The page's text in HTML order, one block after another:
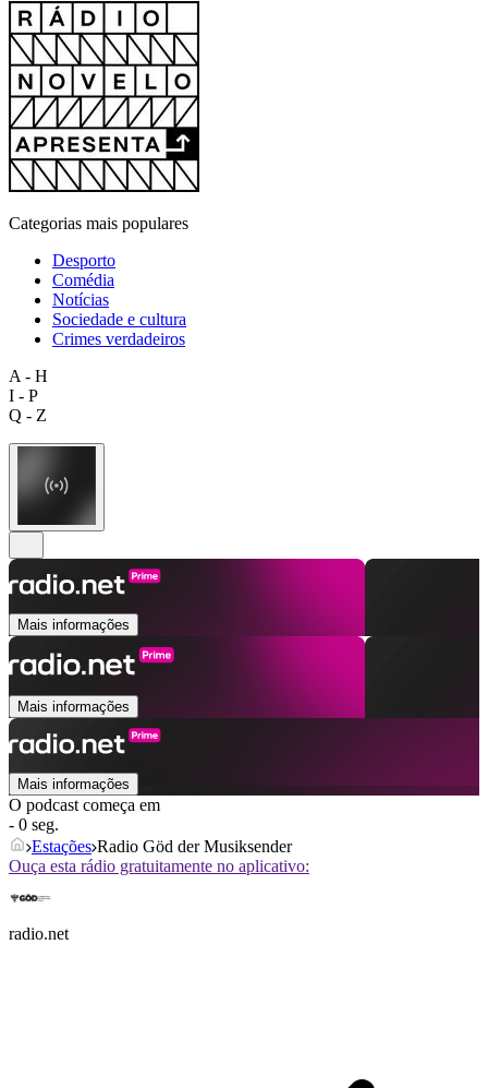
Categorias mais populares
Desporto
Comédia
Notícias
Sociedade e cultura
Crimes verdadeiros
A - H
I - P
Q - Z
Mais informações
Mais informações
Mais informações
O podcast começa em
- 0 seg.
Estações Radio Göd der Musiksender
Ouça esta rádio gratuitamente no aplicativo:
radio.net